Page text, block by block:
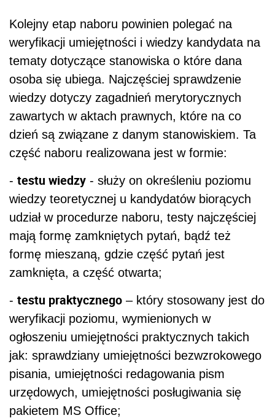
Kolejny etap naboru powinien polegać na
weryfikacji umiejętności i wiedzy kandydata na
tematy dotyczące stanowiska o które dana
osoba się ubiega. Najczęściej sprawdzenie
wiedzy dotyczy zagadnień merytorycznych
zawartych w aktach prawnych, które na co
dzień są związane z danym stanowiskiem. Ta
część naboru realizowana jest w formie:
- testu wiedzy - służy on określeniu poziomu
wiedzy teoretycznej u kandydatów biorących
udział w procedurze naboru, testy najczęściej
mają formę zamkniętych pytań, bądź też
formę mieszaną, gdzie część pytań jest
zamknięta, a część otwarta;
- testu praktycznego – który stosowany jest do
weryfikacji poziomu, wymienionych w
ogłoszeniu umiejętności praktycznych takich
jak: sprawdziany umiejętności bezwzrokowego
pisania, umiejętności redagowania pism
urzędowych, umiejętności posługiwania się
pakietem MS Office;